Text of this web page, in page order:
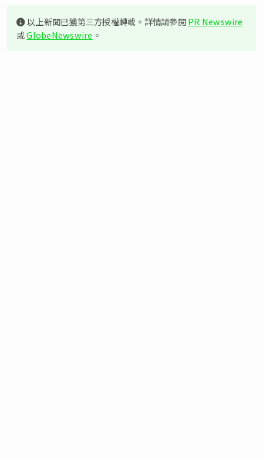
以上新聞已獲第三方授權轉載。詳情請參閱PR Newswire
或GlobeNewswire 。